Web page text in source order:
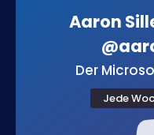
Aaron
Der
Jede